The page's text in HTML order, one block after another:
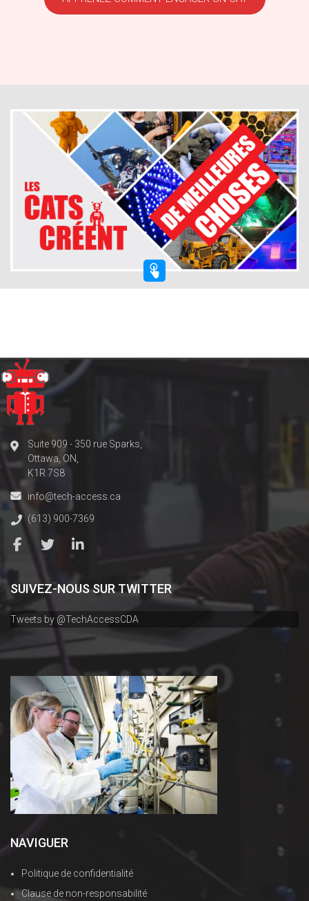
Suite 909 - 350 rue Sparks,
Ottawa, ON,
K1R 7S8
info@tech-access.ca
(613) 900-7369
SUIVEZ-NOUS SUR TWITTER
Tweets by @TechAccessCDA
NAVIGUER
Politique de confidentialité
Clause de non-responsabilité